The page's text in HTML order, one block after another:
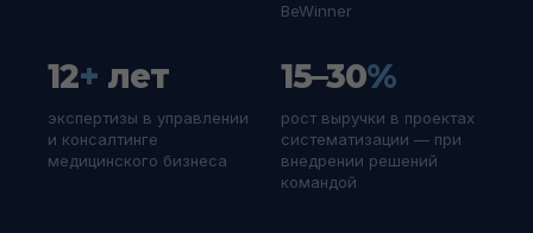
BeWinner
12+ лет
экспертизы в управлении
и консалтинге
медицинского бизнеса
15–30%
рост выручки в проектах
систематизации — при
внедрении решений
командой